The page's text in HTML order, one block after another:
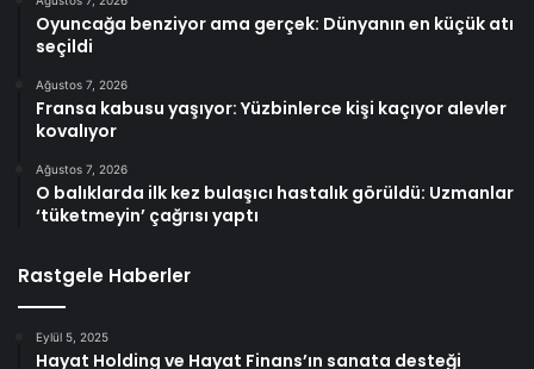
Oyuncağa benziyor ama gerçek: Dünyanın en küçük atı
seçildi
Ağustos 7, 2026
Fransa kabusu yaşıyor: Yüzbinlerce kişi kaçıyor alevler
kovalıyor
Ağustos 7, 2026
O balıklarda ilk kez bulaşıcı hastalık görüldü: Uzmanlar
‘tüketmeyin’ çağrısı yaptı
Rastgele Haberler
Eylül 5, 2025
Hayat Holding ve Hayat Finans’ın sanata desteği